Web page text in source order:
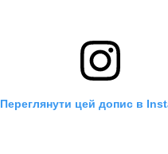
Переглянути цей допис в